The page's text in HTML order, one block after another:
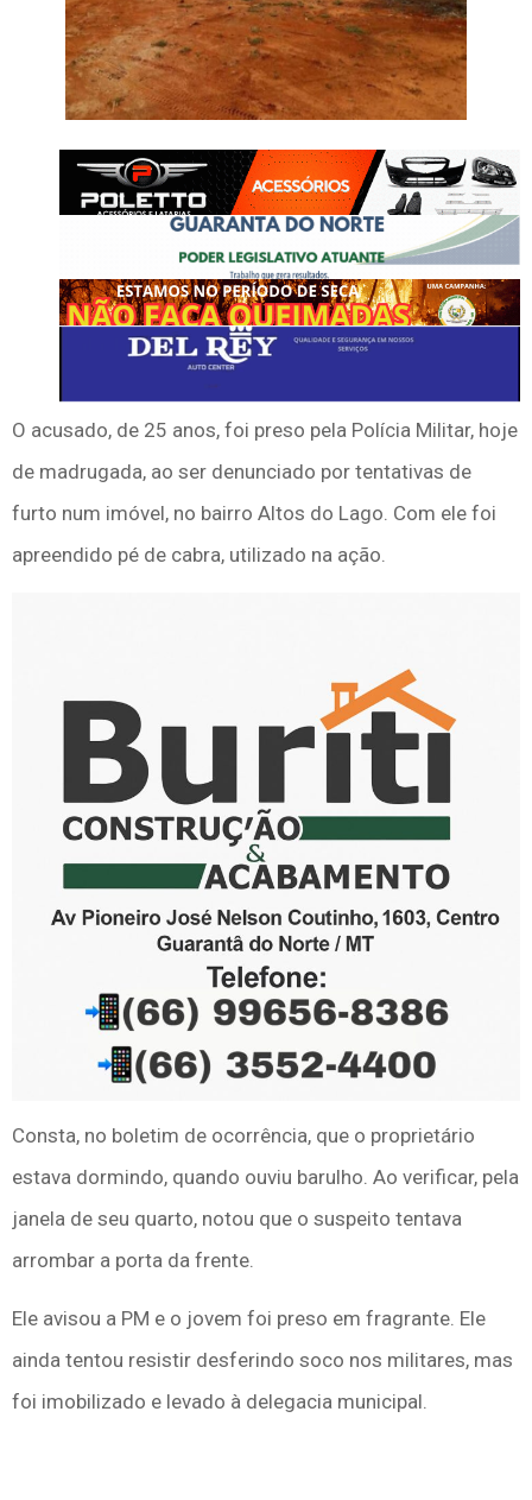
O acusado, de 25 anos, foi preso pela Polícia Militar, hoje
de madrugada, ao ser denunciado por tentativas de
furto num imóvel, no bairro Altos do Lago. Com ele foi
apreendido pé de cabra, utilizado na ação.
Consta, no boletim de ocorrência, que o proprietário
estava dormindo, quando ouviu barulho. Ao verificar, pela
janela de seu quarto, notou que o suspeito tentava
arrombar a porta da frente.
Ele avisou a PM e o jovem foi preso em fragrante. Ele
ainda tentou resistir desferindo soco nos militares, mas
foi imobilizado e levado à delegacia municipal.